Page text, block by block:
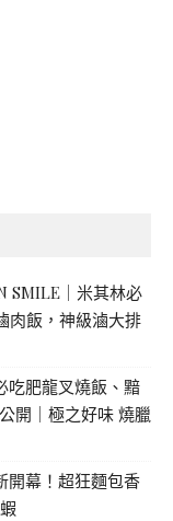
SMILE｜米其林必
肉飯，神級滷大排
吃肥龍叉燒飯、黯
開｜極之好味 燒臘
開幕！超狂麵包香